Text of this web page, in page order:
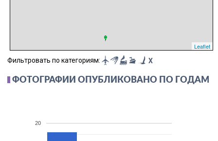
Leaflet
Фильтровать по категориям:
X
ФОТОГРАФИИ ОПУБЛИКОВАНО ПО ГОДАМ
20